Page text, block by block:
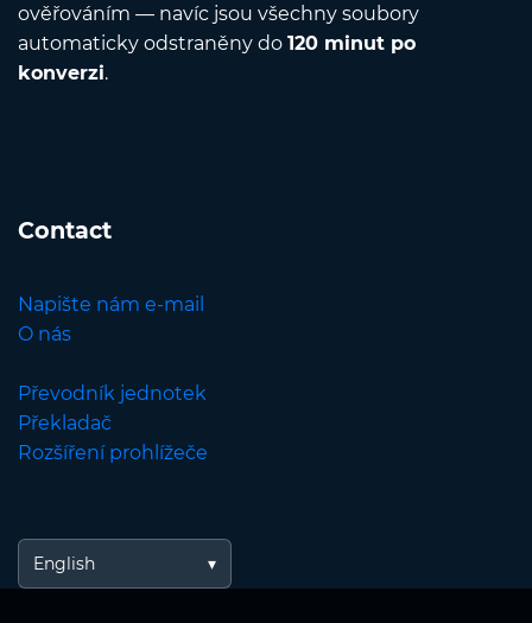
ověřováním — navíc jsou všechny soubory
automaticky odstraněny do 120 minut po
konverzi.
Contact
Napište nám e-mail
O nás
Převodník jednotek
Překladač
Rozšíření prohlížeče
English